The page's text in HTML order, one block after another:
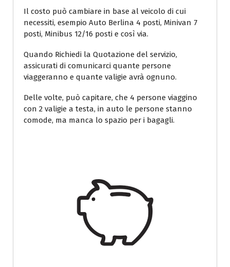
Il costo può cambiare in base al veicolo di cui
necessiti, esempio Auto Berlina 4 posti, Minivan 7
posti, Minibus 12/16 posti e così via.
Quando Richiedi la Quotazione del servizio,
assicurati di comunicarci quante persone
viaggeranno e quante valigie avrà ognuno.
Delle volte, può capitare, che 4 persone viaggino
con 2 valigie a testa, in auto le persone stanno
comode, ma manca lo spazio per i bagagli.